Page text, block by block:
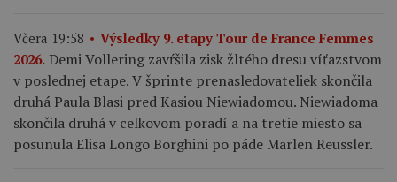
Včera 19:58
Výsledky 9. etapy Tour de France Femmes
2026. Demi Vollering zavŕšila zisk žltého dresu víťazstvom
v poslednej etape. V šprinte prenasledovateliek skončila
druhá Paula Blasi pred Kasiou Niewiadomou. Niewiadoma
skončila druhá v celkovom poradí a na tretie miesto sa
posunula Elisa Longo Borghini po páde Marlen Reussler.